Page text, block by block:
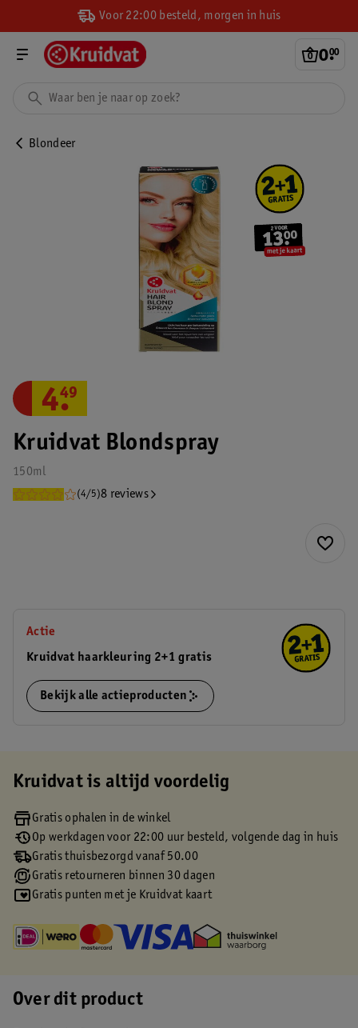
Voor 22:00 besteld, morgen in huis
0.
00
Blondeer
Kruidvat Blondspray
150ml
(4/5)8 reviews
4.
49
Actie
Kruidvat haarkleuring 2+1 gratis
Bekijk alle actieproducten
Kruidvat is altijd voordelig
Gratis ophalen in de winkel
Op werkdagen voor 22:00 uur besteld, volgende dag in huis
Gratis thuisbezorgd vanaf 50.00
Gratis retourneren binnen 30 dagen
Gratis punten met je Kruidvat kaart
Over dit product